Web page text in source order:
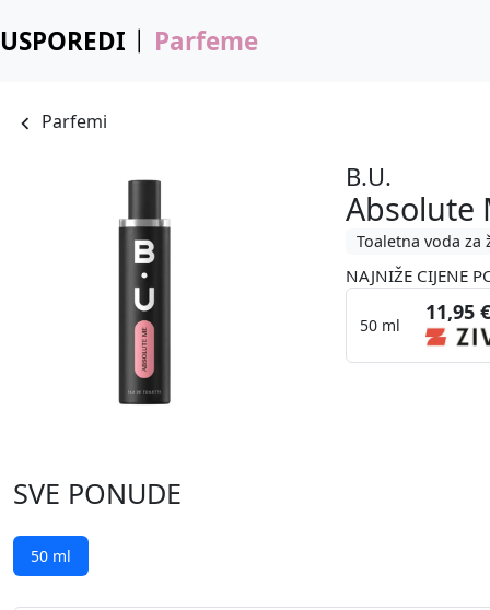
USPOREDI Parfeme
Parfemi
B.U.
Absolute
Toaletna voda za
NAJNIŽE CIJENE
50 ml
11,95
SVE PONUDE
50 ml